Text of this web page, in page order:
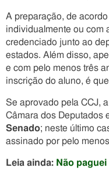
A preparação, de
individualmente ou com
credenciado junto ao
estados. Além disso,
e com pelo menos três
inscrição do aluno, é
Se aprovado pela CCJ,
Câmara dos Deputados
Senado; neste último
assinado por pelo
Leia ainda: Não